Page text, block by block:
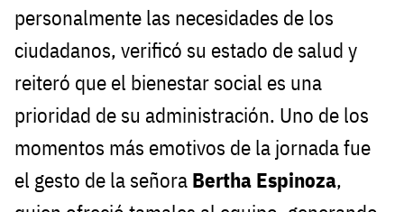
personalmente las necesidades de los
ciudadanos, verificó su estado de salud y
reiteró que el bienestar social es una
prioridad de su administración. Uno de los
momentos más emotivos de la jornada fue
el gesto de la señora Bertha Espinoza,